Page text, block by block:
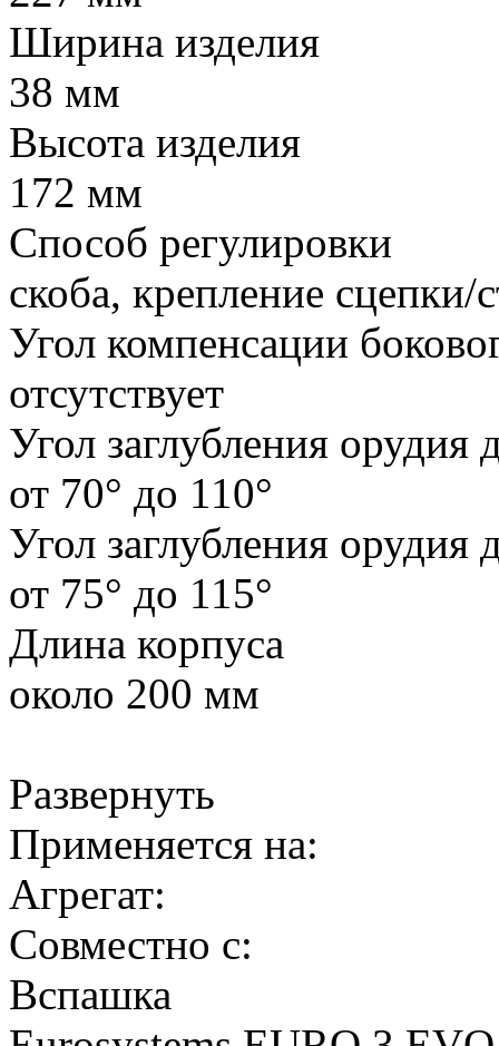
Ширина изделия
38 мм
Высота изделия
172 мм
Способ регулировки
скоба, крепление сцепки/
Угол компенсации
отсутствует
Угол заглубления
от 70° до 110°
Угол заглубления
от 75° до 115°
Длина корпуса
около 200 мм
Развернуть
Применяется на:
Агрегат:
Совместно с:
Вспашка